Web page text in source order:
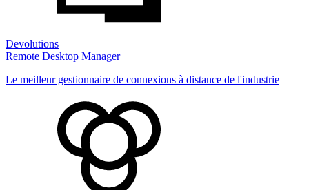
Devolutions
Remote Desktop Manager
Le meilleur gestionnaire de connexions à distance de l'industrie